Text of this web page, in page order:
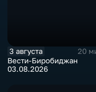
3 августа
20
Вести-Биробиджан
03.08.2026